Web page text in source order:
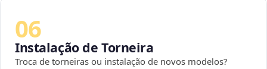
06
Instalação de Torneira
Troca de torneiras ou instalação de novos modelos?